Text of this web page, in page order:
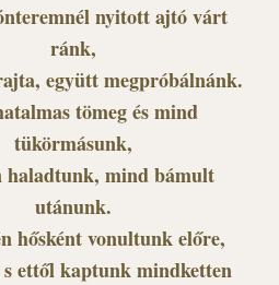
nyitott ajtó várt
ránk,
együtt megpróbálnánk.
tömeg és mind
tükörmásunk,
haladtunk, mind bámult
utánunk.
hősként vonultunk előre,
s ettől kaptunk mindketten